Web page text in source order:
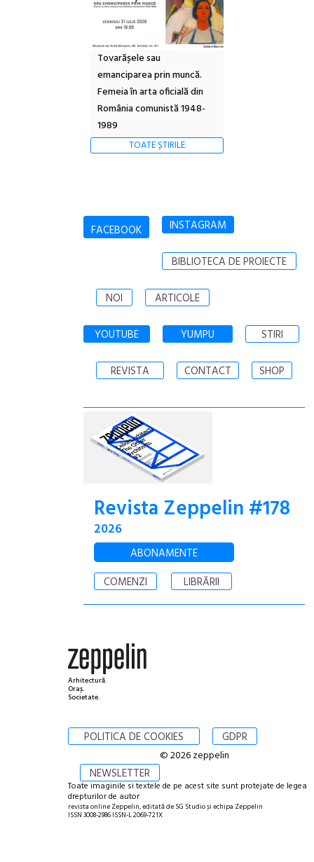
Tovarășele sau
emanciparea prin muncă.
Femeia în arta oficială din
România comunistă 1948-
1989
TOATE ȘTIRILE
FACEBOOK INSTAGRAM
BIBLIOTECA DE PROIECTE
NOI ARTICOLE
YOUTUBE YUMPU STIRI
REVISTA CONTACT SHOP
Revista Zeppelin #178
2026
ABONAMENTE
COMENZI
LIBRĂRII
Arhitectură.
Oraș.
Societate.
POLITICA DE COOKIES GDPR
NEWSLETTER
© 2026 zeppelin
Toate imaginile si textele de pe acest site sunt protejate de legea
drepturilor de autor
revista online Zeppelin, editată de SG Studio și echipa Zeppelin
ISSN 3008-2986 ISSN-L 2069-721X